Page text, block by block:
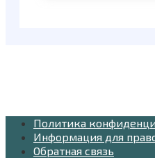
Политика
Информация для
Обратная связь